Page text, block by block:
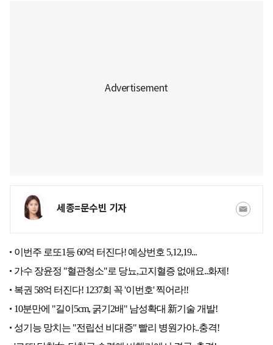
세종=문수빈 기자